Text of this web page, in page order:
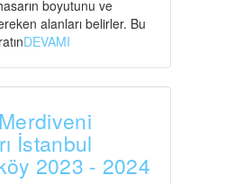
boyutunu ve
alanları belirler. Bu
DEVAMI
İstanbul
2023 - 2024